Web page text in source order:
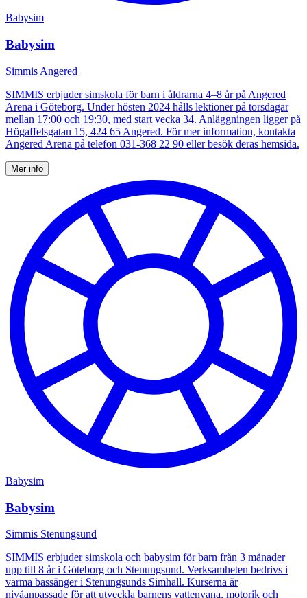
Babysim
Babysim
Simmis Angered
SIMMIS erbjuder simskola för barn i åldrarna 4–8 år på Angered
Arena i Göteborg. Under hösten 2024 hålls lektioner på torsdagar
mellan 17:00 och 19:30, med start vecka 34. Anläggningen ligger på
Högaffelsgatan 15, 424 65 Angered. För mer information, kontakta
Angered Arena på telefon 031-368 22 90 eller besök deras hemsida.
Mer info
Babysim
Babysim
Simmis Stenungsund
SIMMIS erbjuder simskola och babysim för barn från 3 månader
upp till 8 år i Göteborg och Stenungsund. Verksamheten bedrivs i
varma bassänger i Stenungsunds Simhall. Kurserna är
nivåanpassade för att utveckla barnens vattenvana, motorik och